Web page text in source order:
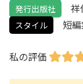
発行出版社 祥
スタイル 短編
私の評価